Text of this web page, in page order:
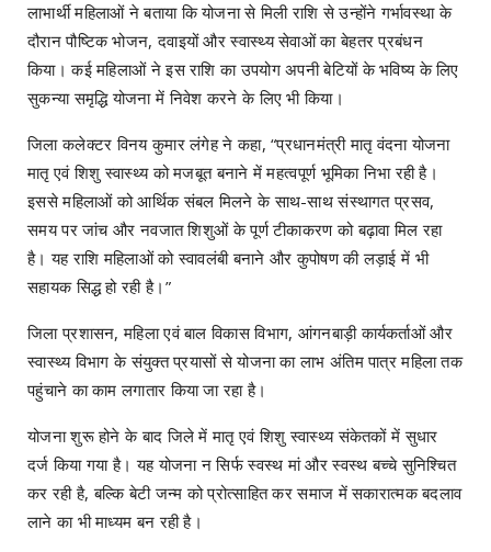
लाभार्थी महिलाओं ने बताया कि योजना से मिली राशि से उन्होंने गर्भावस्था के
दौरान पौष्टिक भोजन, दवाइयों और स्वास्थ्य सेवाओं का बेहतर प्रबंधन
किया। कई महिलाओं ने इस राशि का उपयोग अपनी बेटियों के भविष्य के लिए
सुकन्या समृद्धि योजना में निवेश करने के लिए भी किया।
जिला कलेक्टर विनय कुमार लंगेह ने कहा, “प्रधानमंत्री मातृ वंदना योजना
मातृ एवं शिशु स्वास्थ्य को मजबूत बनाने में महत्वपूर्ण भूमिका निभा रही है।
इससे महिलाओं को आर्थिक संबल मिलने के साथ-साथ संस्थागत प्रसव,
समय पर जांच और नवजात शिशुओं के पूर्ण टीकाकरण को बढ़ावा मिल रहा
है। यह राशि महिलाओं को स्वावलंबी बनाने और कुपोषण की लड़ाई में भी
सहायक सिद्ध हो रही है।”
जिला प्रशासन, महिला एवं बाल विकास विभाग, आंगनबाड़ी कार्यकर्ताओं और
स्वास्थ्य विभाग के संयुक्त प्रयासों से योजना का लाभ अंतिम पात्र महिला तक
पहुंचाने का काम लगातार किया जा रहा है।
योजना शुरू होने के बाद जिले में मातृ एवं शिशु स्वास्थ्य संकेतकों में सुधार
दर्ज किया गया है। यह योजना न सिर्फ स्वस्थ मां और स्वस्थ बच्चे सुनिश्चित
कर रही है, बल्कि बेटी जन्म को प्रोत्साहित कर समाज में सकारात्मक बदलाव
लाने का भी माध्यम बन रही है।